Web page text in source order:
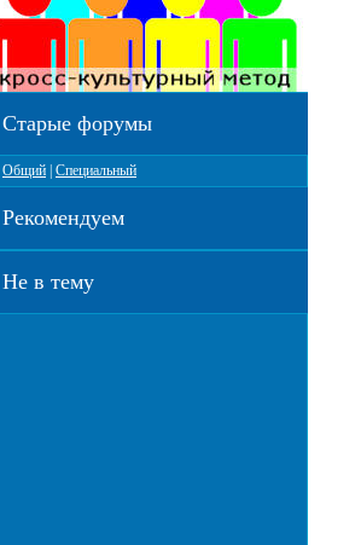
Старые форумы
Общий Специальный
Рекомендуем
Не в тему